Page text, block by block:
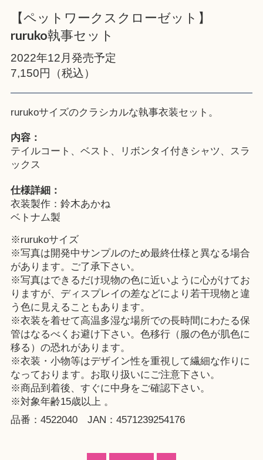
【ペットワークスクローゼット】
ruruko執事セット
2022年12月発売予定
7,150円（税込）
rurukoサイズのクラシカルな執事衣装セット。
内容：
テイルコート、ベスト、リボンタイ付きシャツ、スラ
ックス
仕様詳細：
衣装製作：鈴木あかね
ベトナム製
※rurukoサイズ
※写真は開発中サンプルのため最終仕様と異なる場合
があります。ご了承下さい。
※写真はできるだけ現物の色に近いように心がけてお
りますが、ディスプレイの差などにより若干現物と違
う色に見えることもあります。
※衣装を着せて高温多湿な場所での長時間にわたる保
管はなるべくお避け下さい。色移行（服の色が肌色に
移る）の恐れがあります。
※衣装・小物等はデザイン性を重視して繊細な作りに
なっております。お取り扱いにご注意下さい。
※商品到着後、すぐに中身をご確認下さい。
※対象年齢15歳以上 。
品番：4522040 JAN：4571239254176